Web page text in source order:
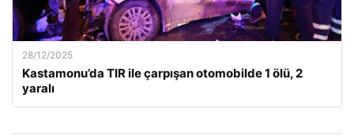
28/12/2025
Kastamonu’da TIR ile çarpışan otomobilde 1 ölü, 2
yaralı